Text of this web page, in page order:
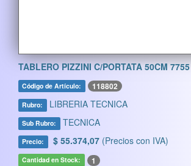
TABLERO PIZZINI C/PORTATA 50CM 7755
Código de Artículo: 118802
Rubro: LIBRERIA TECNICA
Sub Rubro: TECNICA
Precio: $ 55.374,07 (Precios con IVA)
Cantidad en Stock: 1